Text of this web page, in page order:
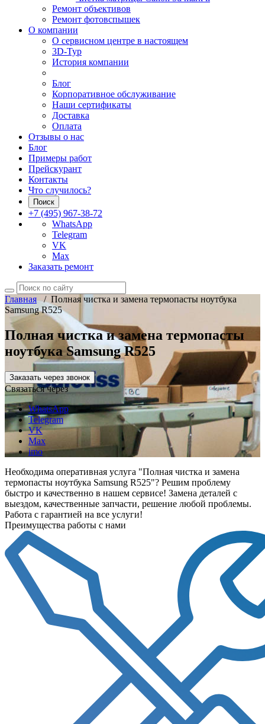
Ремонт объективов
Ремонт фотовспышек
О компании
О сервисном центре в настоящем
3D-Тур
История компании
Блог
Корпоративное обслуживание
Наши сертификаты
Доставка
Оплата
Отзывы о нас
Блог
Примеры работ
Прейскурант
Контакты
Что случилось?
Поиск
+7 (495) 967-38-72
WhatsApp
Telegram
VK
Max
Заказать ремонт
Главная/ Полная чистка и замена термопасты ноутбука
Samsung R525
Полная чистка и замена термопасты
ноутбука Samsung R525
Заказать через звонок
Связаться через
WhatsApp
Telegram
VK
Max
imo
Необходима оперативная услуга "Полная чистка и замена
термопасты ноутбука Samsung R525"? Решим проблему
быстро и качественно в нашем сервисе! Замена деталей с
выездом, качественные запчасти, решение любой проблемы.
Работа с гарантией на все услуги!
Преимущества работы с нами